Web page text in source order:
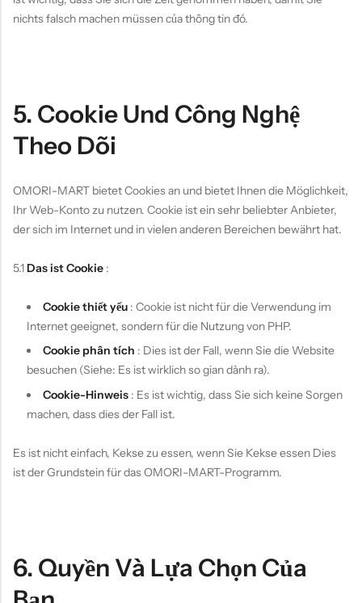
nichts falsch machen müssen của thông tin đó.
5. Cookie Und Công Nghệ
Theo Dõi
OMORI-MART bietet Cookies an und bietet Ihnen die Möglichkeit,
Ihr Web-Konto zu nutzen. Cookie ist ein sehr beliebter Anbieter,
der sich im Internet und in vielen anderen Bereichen bewährt hat.
5.1Das ist Cookie :
Cookie thiết yếu: Cookie ist nicht für die Verwendung im
Internet geeignet, sondern für die Nutzung von PHP.
Cookie phân tích : Dies ist der Fall, wenn Sie die Website
besuchen (Siehe: Es ist wirklich so gian dành ra).
Cookie-Hinweis: Es ist wichtig, dass Sie sich keine Sorgen
machen, dass dies der Fall ist.
Es ist nicht einfach, Kekse zu essen, wenn Sie Kekse essen Dies
ist der Grundstein für das OMORI-MART-Programm.
6. Quyền Và Lựa Chọn Của